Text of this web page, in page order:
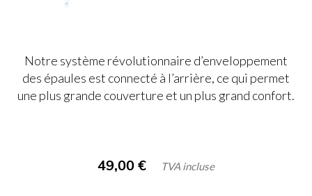
Notre système révolutionnaire d’enveloppement
des épaules est connecté à l’arrière, ce qui permet
une plus grande couverture et un plus grand confort.
49,00 € TVA incluse